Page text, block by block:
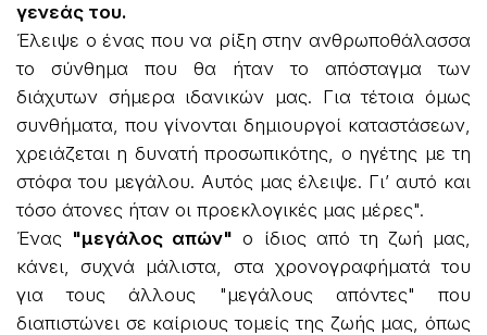
γενεάς του.
Έλειψε ο ένας που να ρίξη στην ανθρωποθάλασσα
το σύνθημα που θα ήταν το απόσταγμα των
διάχυτων σήμερα ιδανικών μας. Για τέτοια όμως
συνθήματα, που γίνονται δημιουργοί καταστάσεων,
χρειάζεται η δυνατή προσωπικότης, ο ηγέτης με τη
στόφα του μεγάλου. Αυτός μας έλειψε. Γι’ αυτό και
τόσο άτονες ήταν οι προεκλογικές μας μέρες".
Ένας "μεγάλος απών" ο ίδιος από τη ζωή μας,
κάνει, συχνά μάλιστα, στα χρονογραφήματά του
για τους άλλους "μεγάλους απόντες" που
διαπιστώνει σε καίριους τομείς της ζωής μας, όπως